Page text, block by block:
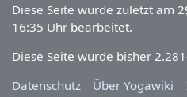
Diese Seite wurde zuletzt am
16:35 Uhr bearbeitet.
Diese Seite wurde bisher
Datenschutz
Über Yogawiki